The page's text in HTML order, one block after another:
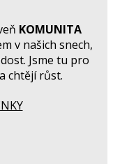
KOMUNITA
v našich snech,
Jsme tu pro
chtějí růst.